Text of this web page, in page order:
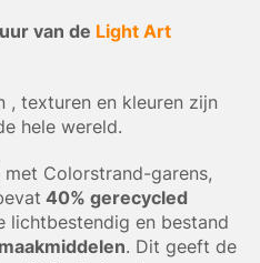
van de Light Art
, texturen en kleuren zijn
hele wereld.
Colorstrand-garens,
40% gerecycled
lichtbestendig en bestand
. Dit geeft de